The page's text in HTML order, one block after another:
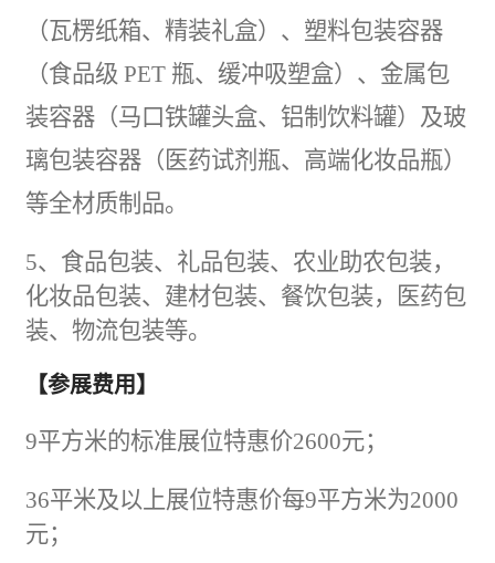
（瓦楞纸箱、精装礼盒）、塑料包装容器
（食品级 PET 瓶、缓冲吸塑盒）、金属包
装容器（马口铁罐头盒、铝制饮料罐）及玻
璃包装容器（医药试剂瓶、高端化妆品瓶）
等全材质制品。
5、食品包装、礼品包装、农业助农包装，
化妆品包装、 建材包装、餐饮包装，医药包
装、物流包装等。​
【参展费用】
9平方米的标准展位特惠价2600元；
36平米及以上展位特惠价每9平方米为2000
元；